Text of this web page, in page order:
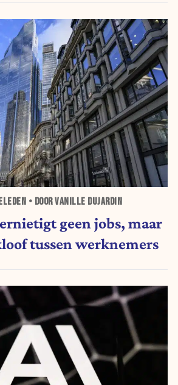
• DOOR VANILLE DUJARDIN
geen jobs, maar
tussen werknemers